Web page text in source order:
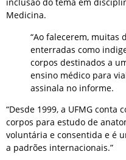
Medicina.
“Ao falecerem, muitas
enterradas como
corpos destinados a
ensino médico para
assinala no informe.
“Desde 1999, a UFMG
corpos para estudo de
voluntária e consentida e é
a padrões internacionais.”